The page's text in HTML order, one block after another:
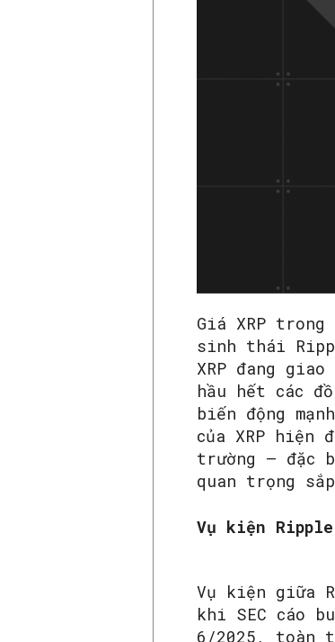
Giá XRP
sinh thái
XRP đang
hầu hết các
biến động
của XRP hiện
trường – đặc
quan trọng
Vụ kiện
Vụ kiện giữa
khi SEC cáo
6/2025, toàn